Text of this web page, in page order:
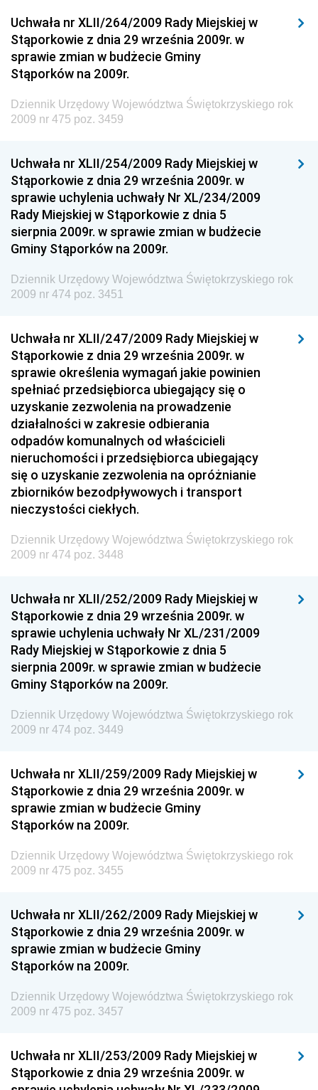
Dziennik Urzędowy Ministerstwa Przemysłu
Chemicznego i Lekkiego
Dziennik Urzędowy Ministerstwa Rolnictwa i
Gospodarki Żywnościowej
Dziennik Urzędowy Ministra Rodziny, Pracy i Polityki
Społecznej
Dziennik Urzędowy Ministra Rozwoju
Dziennik Urzędowy Ministra Infrastruktury i
Budownictwa
Dziennik Urzędowy Ministra Gospodarki Morskiej i
Żeglugi Śródlądowej
Dziennik Urzędowy Ministra Energii
Dziennik Urzędowy Ministra Finansów
Dziennik Urzędowy Ministra Rozwoju i Finansów
Dziennik Urzędowy Wyższego Urzędu Górniczego
Dziennik Urzędowy Prezesa Urzędu Transportu
Kolejowego
Dziennik Urzędowy Ministra Przedsiębiorczości i
Technologii
Dziennik Urzędowy Ministra Inwestycji i Rozwoju
Dziennik Urzędowy Naczelnego Dyrektora Archiwów
Państwowych
Dziennik Urzędowy Ministra Finansów, Inwestycji i
Rozwoju
Dziennik Urzędowy Ministra Sportu
Dziennik Urzędowy Ministra Funduszy i Polityki
Regionalnej
Dziennik Urzędowy Ministra Aktywów Państwowych
Dziennik Urzędowy Ministra Zdrowia
Dziennik Urzędowy Ministra Środowiska i Głównego
Inspektora Ochrony Środowiska
Dziennik Urzędowy Ministerstwa Kultury, Dziedzictwa
Narodowego i Sportu
Dziennik Urzędowy Ministra Finansów, Funduszy i
Dziennik Urzędowy Ministra Rozwoju, Pracy i
Dziennik Urzędowy Ministra Kultury, Dziedzictwa
Narodowego i Sportu
Dziennik Urzędowy Ministra Rodziny i Polityki
Społecznej
Dziennik Urzędowy Komendy Głównej Straży
Granicznej
Drogowego
Dziennik Urzędowy Narodowego Banku Polskiego
Uchwała nr XLII/264/2009 Rady Miejskiej w
Stąporkowie z dnia 29 września 2009r. w
sprawie zmian w budżecie Gminy
Stąporków na 2009r.
Dziennik Urzędowy Województwa Świętokrzyskiego rok
2009 nr 475 poz. 3459
Uchwała nr XLII/254/2009 Rady Miejskiej w
Stąporkowie z dnia 29 września 2009r. w
sprawie uchylenia uchwały Nr XL/234/2009
Rady Miejskiej w Stąporkowie z dnia 5
sierpnia 2009r. w sprawie zmian w budżecie
Gminy Stąporków na 2009r.
Dziennik Urzędowy Województwa Świętokrzyskiego rok
2009 nr 474 poz. 3451
Uchwała nr XLII/247/2009 Rady Miejskiej w
Stąporkowie z dnia 29 września 2009r. w
sprawie określenia wymagań jakie powinien
spełniać przedsiębiorca ubiegający się o
uzyskanie zezwolenia na prowadzenie
działalności w zakresie odbierania
odpadów komunalnych od właścicieli
nieruchomości i przedsiębiorca ubiegający
się o uzyskanie zezwolenia na opróżnianie
zbiorników bezodpływowych i transport
nieczystości ciekłych.
Dziennik Urzędowy Województwa Świętokrzyskiego rok
2009 nr 474 poz. 3448
Uchwała nr XLII/252/2009 Rady Miejskiej w
Stąporkowie z dnia 29 września 2009r. w
sprawie uchylenia uchwały Nr XL/231/2009
Rady Miejskiej w Stąporkowie z dnia 5
sierpnia 2009r. w sprawie zmian w budżecie
Gminy Stąporków na 2009r.
Dziennik Urzędowy Województwa Świętokrzyskiego rok
2009 nr 474 poz. 3449
Uchwała nr XLII/259/2009 Rady Miejskiej w
Stąporkowie z dnia 29 września 2009r. w
sprawie zmian w budżecie Gminy
Stąporków na 2009r.
Dziennik Urzędowy Województwa Świętokrzyskiego rok
2009 nr 475 poz. 3455
Uchwała nr XLII/262/2009 Rady Miejskiej w
Stąporkowie z dnia 29 września 2009r. w
sprawie zmian w budżecie Gminy
Stąporków na 2009r.
Dziennik Urzędowy Województwa Świętokrzyskiego rok
2009 nr 475 poz. 3457
Uchwała nr XLII/253/2009 Rady Miejskiej w
Stąporkowie z dnia 29 września 2009r. w